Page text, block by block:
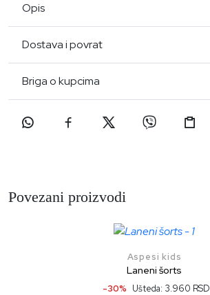
Opis
Dostava i povrat
Briga o kupcima
Povezani proizvodi
Aspesi kids
Laneni šorts
-30% Ušteda: 3.960 RSD